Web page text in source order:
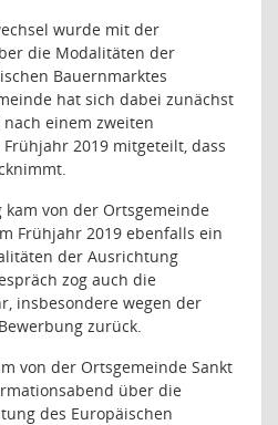
wurde mit der
die Modalitäten der
Bauernmarktes
hat sich dabei zunächst
einem zweiten
2019 mitgeteilt, dass
von der Ortsgemeinde
Frühjahr 2019 ebenfalls ein
der Ausrichtung
zog auch die
insbesondere wegen der
zurück.
von der Ortsgemeinde Sankt
über die
des Europäischen